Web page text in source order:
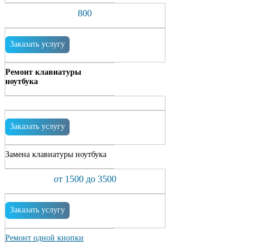
800
Заказать услугу
Ремонт клавиатуры
ноутбука
Заказать услугу
Замена клавиатуры ноутбука
от 1500 до 3500
Заказать услугу
Ремонт одной кнопки